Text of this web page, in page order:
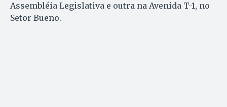
Assembléia Legislativa e outra na Avenida T-1, no
Setor Bueno.